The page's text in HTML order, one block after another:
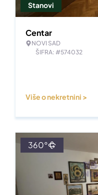
Stanovi
Centar
NOVI SAD
ŠIFRA: #574032
Više o nekretnini >
360°